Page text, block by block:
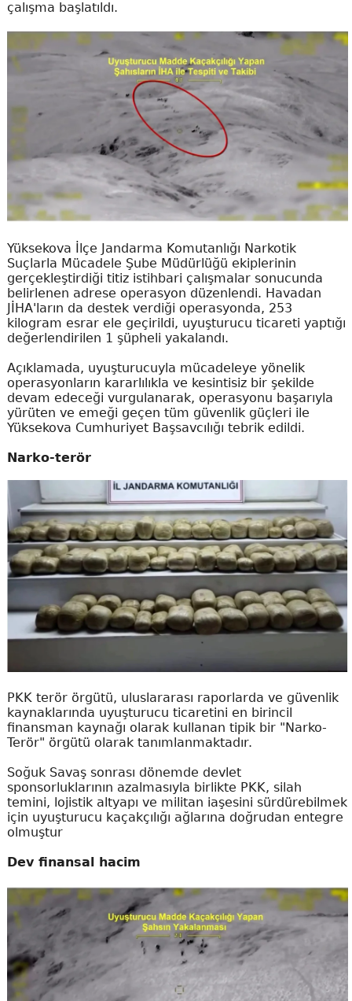
çalışma başlatıldı.
Yüksekova İlçe Jandarma Komutanlığı Narkotik
Suçlarla Mücadele Şube Müdürlüğü ekiplerinin
gerçekleştirdiği titiz istihbari çalışmalar sonucunda
belirlenen adrese operasyon düzenlendi. Havadan
JİHA'ların da destek verdiği operasyonda, 253
kilogram esrar ele geçirildi, uyuşturucu ticareti yaptığı
değerlendirilen 1 şüpheli yakalandı.
Açıklamada, uyuşturucuyla mücadeleye yönelik
operasyonların kararlılıkla ve kesintisiz bir şekilde
devam edeceği vurgulanarak, operasyonu başarıyla
yürüten ve emeği geçen tüm güvenlik güçleri ile
Yüksekova Cumhuriyet Başsavcılığı tebrik edildi.
Narko-terör
PKK terör örgütü, uluslararası raporlarda ve güvenlik
kaynaklarında uyuşturucu ticaretini en birincil
finansman kaynağı olarak kullanan tipik bir "Narko-
Terör" örgütü olarak tanımlanmaktadır.
Soğuk Savaş sonrası dönemde devlet
sponsorluklarının azalmasıyla birlikte PKK, silah
temini, lojistik altyapı ve militan iaşesini sürdürebilmek
için uyuşturucu kaçakçılığı ağlarına doğrudan entegre
olmuştur
Dev finansal hacim